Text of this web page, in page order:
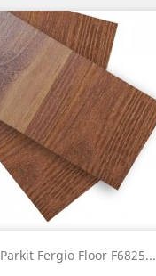
Parkit Fergio Floor F6825...